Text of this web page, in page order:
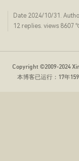
Date 2024/10/31 .
12 replies. views 8607
Copyright ©2009-2024
本博客已运行： 17年